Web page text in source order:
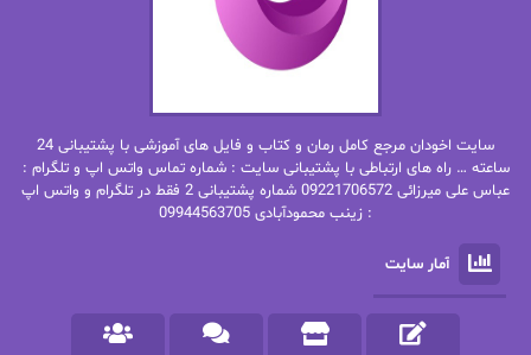
بهاره شیرازی
بهاره.م
بیتا فرخی
پاتریشیا ویلسون پرتو فرهمند
پرستو اسحقی
پرستو مهاجر
پرهام رسولی
سایت اخودان مرجع کامل رمان و کتاب و فایل های آموزشی با پشتیبانی 24
ساعته … راه های ارتباطی با پشتیبانی سایت : شماره تماس واتس اپ و تلگرام :
عباس علی میرزائی 09221706572 شماره پشتیبانی 2 فقط در تلگرام و واتس اپ
: زینب محمودآبادی 09944563705
آمار سایت